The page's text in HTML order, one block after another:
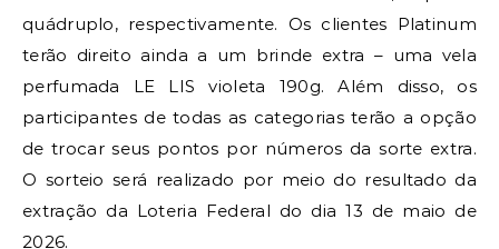
quádruplo, respectivamente. Os clientes Platinum
terão direito ainda a um brinde extra – uma vela
perfumada LE LIS violeta 190g. Além disso, os
participantes de todas as categorias terão a opção
de trocar seus pontos por números da sorte extra.
O sorteio será realizado por meio do resultado da
extração da Loteria Federal do dia 13 de maio de
2026.